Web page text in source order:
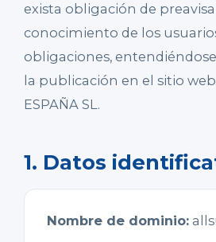
exista obligación de
conocimiento de los
obligaciones,
la publicación en el sitio web
ESPAÑA SL.
1. Datos
Nombre de dominio: